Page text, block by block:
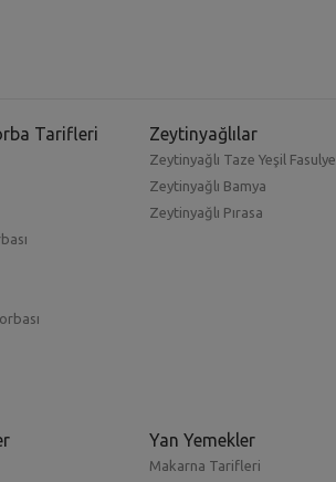
Tarifleri Zeytinyağlılar
Zeytinyağlı Taze Yeşil Fasulye
Zeytinyağlı Bamya
Zeytinyağlı Pırasa
Yan Yemekler
Makarna Tarifleri